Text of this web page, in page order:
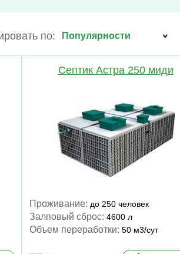
по:
Септик Астра 250 миди
Проживание: до 250 человек
Залповый сброс: 4600 л
Объем переработки: 50 м3/сут